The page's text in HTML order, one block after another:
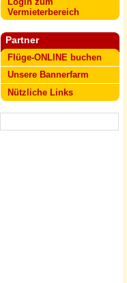
Vermieterbereich
Partner
Flüge-ONLINE buchen
Unsere Bannerfarm
Nützliche Links